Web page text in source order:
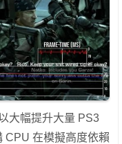
大幅提升大量 PS3
CPU 在模擬高度依賴